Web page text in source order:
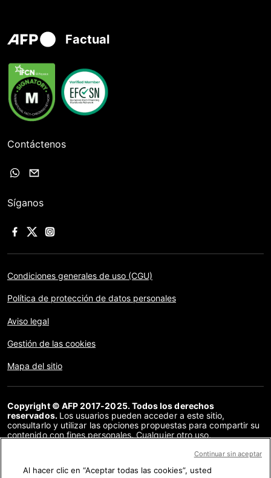
Factual
Contáctenos
Síganos
Condiciones generales de uso (CGU)
Política de protección de datos personales
Aviso legal
Gestión de las cookies
Mapa del sitio
Copyright © AFP 2017-2025. Todos los derechos
reservados. Los usuarios pueden acceder a este sitio,
consultarlo y utilizar las opciones propuestas para compartir su
contenido con fines personales. Cualquier otro uso,
distribución del contenido de este sitio, en su totalidad o en
acuerdo específico firmado con la AFP, está estrictamente
Al hacer clic en “Aceptar todas las cookies”, usted
Continuar sin aceptar